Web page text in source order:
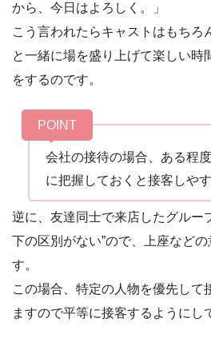
から、今日はよろしく。」
こう言われたらキャストはもちろ
と一緒に場を盛り上げて楽しい時
をするのです。
会社の接待の場合、ある程
に把握しておくと接客しや
逆に、友達同士で来店したグルー
下の区別がない”ので、上座など
す。
この場合、特定の人物を優先して
ますので平等に接客するようにし